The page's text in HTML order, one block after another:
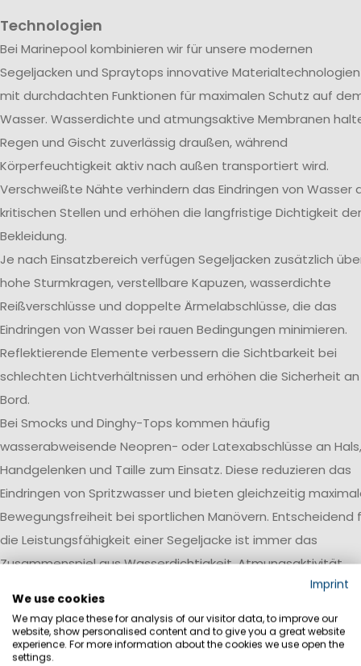
Technologien
Bei Marinepool kombinieren wir für unsere modernen
Segeljacken und Spraytops innovative Materialtechnologien
mit durchdachten Funktionen für maximalen Schutz auf
Wasser. Wasserdichte und atmungsaktive Membranen
Regen und Gischt zuverlässig draußen, während
Körperfeuchtigkeit aktiv nach außen transportiert wird.
Verschweißte Nähte verhindern das Eindringen von Wasser
kritischen Stellen und erhöhen die langfristige Dichtigkeit der
Bekleidung.
Je nach Einsatzbereich verfügen Segeljacken zusätzlich
hohe Sturmkragen, verstellbare Kapuzen, wasserdichte
Reißverschlüsse und doppelte Ärmelabschlüsse, die das
Eindringen von Wasser bei rauen Bedingungen minimieren.
Reflektierende Elemente verbessern die Sichtbarkeit bei
schlechten Lichtverhältnissen und erhöhen die Sicherheit an
Bord.
Bei Smocks und Dinghy-Tops kommen häufig
wasserabweisende Neopren- oder Latexabschlüsse an Hals,
Handgelenken und Taille zum Einsatz. Diese reduzieren das
Eindringen von Spritzwasser und bieten gleichzeitig
Bewegungsfreiheit bei sportlichen Manövern. Entscheidend
die Leistungsfähigkeit einer Segeljacke ist immer das
Zusammenspiel aus Wasserdichtigkeit, Atmungsaktivität,
Robustheit und einer auf den jeweiligen Einsatzbereich
abgestimmten Ausstattung.
Wasserdichtigkeit
Imprint
We use cookies
We may place these for analysis of our visitor data, to improve our
website, show personalised content and to give you a great website
experience. For more information about the cookies we use open the
settings.